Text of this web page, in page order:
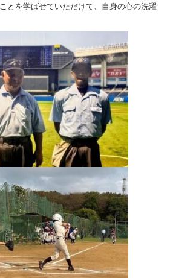
とを学ばせていただけて、自身の心の洗濯